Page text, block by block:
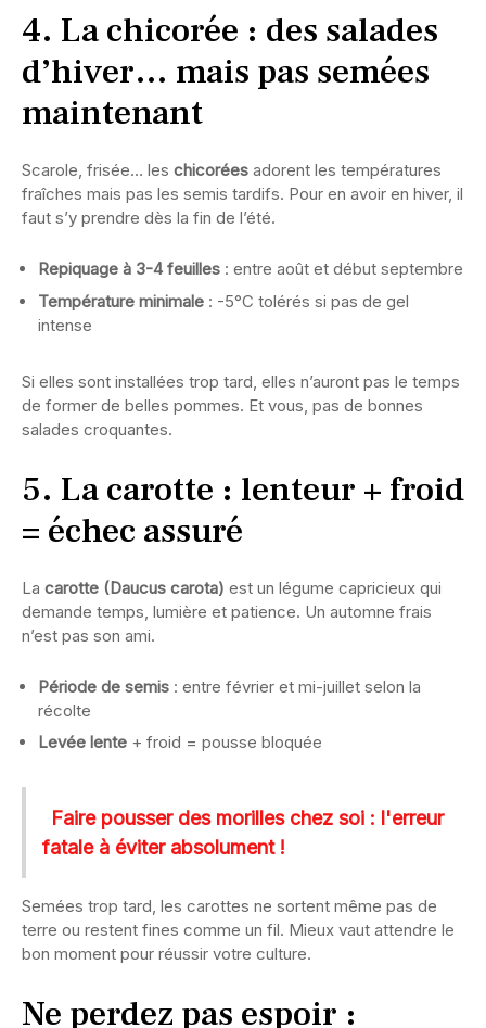
4. La chicorée : des salades
d’hiver… mais pas semées
maintenant
Scarole, frisée… les chicorées adorent les températures
fraîches mais pas les semis tardifs. Pour en avoir en hiver, il
faut s’y prendre dès la fin de l’été.
Repiquage à 3-4 feuilles : entre août et début septembre
Température minimale : -5°C tolérés si pas de gel
intense
Si elles sont installées trop tard, elles n’auront pas le temps
de former de belles pommes. Et vous, pas de bonnes
salades croquantes.
5. La carotte : lenteur + froid
= échec assuré
La carotte (Daucus carota) est un légume capricieux qui
demande temps, lumière et patience. Un automne frais
n’est pas son ami.
Période de semis : entre février et mi-juillet selon la
récolte
Levée lente + froid = pousse bloquée
Faire pousser des morilles chez soi : l'erreur
fatale à éviter absolument !
Semées trop tard, les carottes ne sortent même pas de
terre ou restent fines comme un fil. Mieux vaut attendre le
bon moment pour réussir votre culture.
Ne perdez pas espoir :